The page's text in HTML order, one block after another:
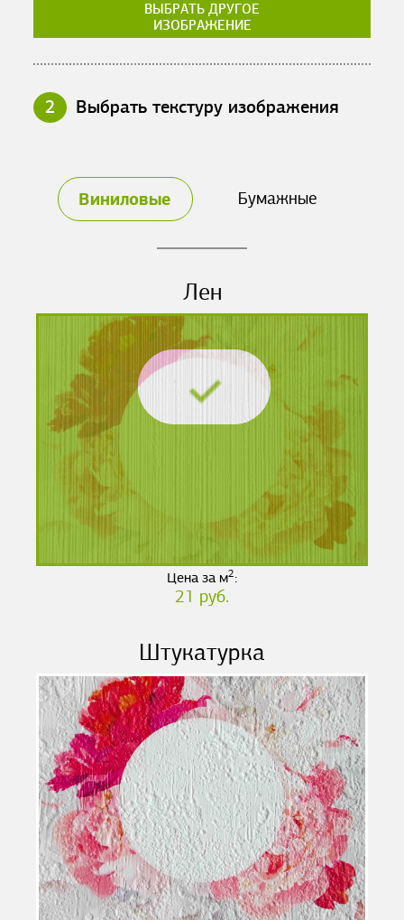
ВЫБРАТЬ ДРУГОЕ
ИЗОБРАЖЕНИЕ
2 Выбрать текстуру изображения
Виниловые Бумажные
Лен
Цена за м2:
21 руб.
Штукатурка